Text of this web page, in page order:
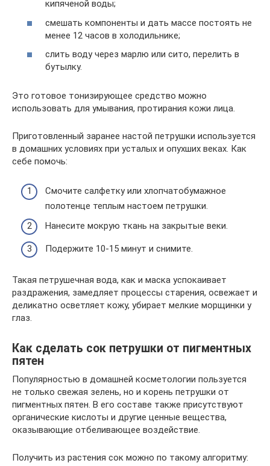
кипяченой воды;
смешать компоненты и дать массе постоять не
менее 12 часов в холодильнике;
слить воду через марлю или сито, перелить в
бутылку.
Это готовое тонизирующее средство можно
использовать для умывания, протирания кожи лица.
Приготовленный заранее настой петрушки используется
в домашних условиях при усталых и опухших веках. Как
себе помочь:
Смочите салфетку или хлопчатобумажное
полотенце теплым настоем петрушки.
Нанесите мокрую ткань на закрытые веки.
Подержите 10-15 минут и снимите.
Такая петрушечная вода, как и маска успокаивает
раздражения, замедляет процессы старения, освежает и
деликатно осветляет кожу, убирает мелкие морщинки у
глаз.
Как сделать сок петрушки от пигментных
пятен
Популярностью в домашней косметологии пользуется
не только свежая зелень, но и корень петрушки от
пигментных пятен. В его составе также присутствуют
органические кислоты и другие ценные вещества,
оказывающие отбеливающее воздействие.
Получить из растения сок можно по такому алгоритму: